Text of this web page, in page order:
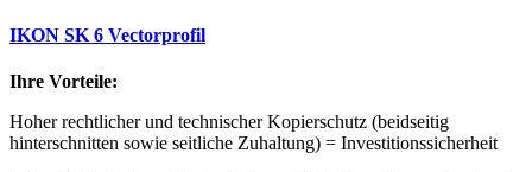
IKON SK 6 Vectorprofil
Ihre Vorteile:
Hoher rechtlicher und technischer Kopierschutz (beidseitig
hinterschnitten sowie seitliche Zuhaltung) = Investitionssicherheit